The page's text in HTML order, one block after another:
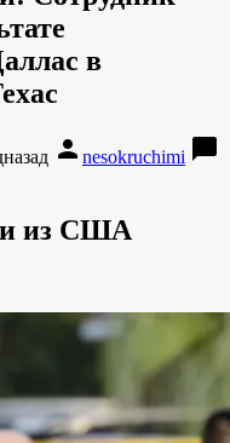
в
person nesokruchimi chat_bubble
из США